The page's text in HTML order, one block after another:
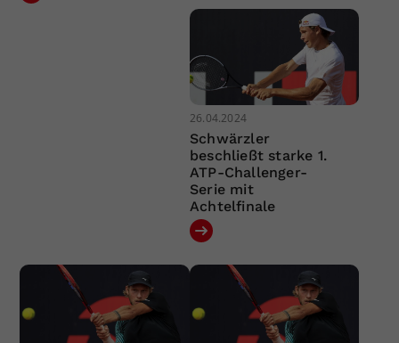
26.04.2024
Schwärzler
beschließt starke 1.
ATP-Challenger-
Serie mit
Achtelfinale